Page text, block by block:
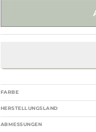
FARBE
HERSTELLUNGSLAND
ABMESSUNGEN